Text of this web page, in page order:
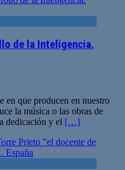
de la Inteligencia.
en que producen en nuestro
la música o las obras de
dedicación y el […]